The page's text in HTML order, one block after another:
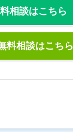
相談はこちら
料相談はこちら